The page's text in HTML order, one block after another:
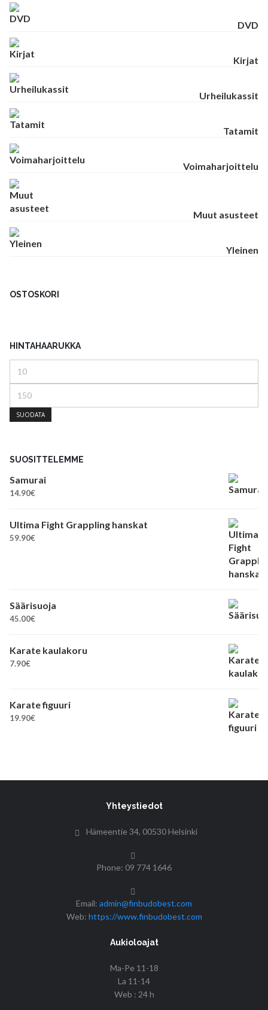
DVD
Kirjat
Urheilukassit
Tatamit
Voimaharjoittelu
Muut asusteet
Yleinen
OSTOSKORI
HINTAHAARUKKA
SUODATA
SUOSITTELEMME
Samurai
14.90€
Ultima Fight Grappling hanskat
59.90€
Säärisuoja
45.00€
Karate kaulakoru
7.90€
Karate figuuri
19.90€
Yhteystiedot
Hämeentie 34, 00530 Helsinki
Phone: 09 774 1646
Email: admin@finbudobest.com
Web: https://www.finbudobest.com
Aukioloajat
Ma-Pe 11-18
La 11-14
Web : 24 h